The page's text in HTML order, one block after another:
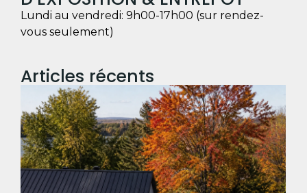
Lundi au vendredi: 9h00-17h00 (sur rendez-
vous seulement)
Articles récents